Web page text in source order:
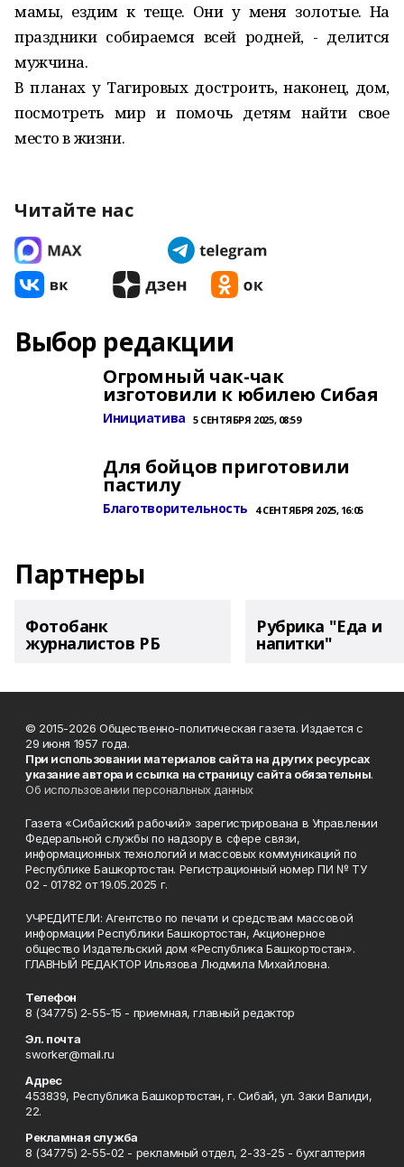
мамы, ездим к теще. Они у меня золотые. На
праздники собираемся всей родней, - делится
мужчина.
В планах у Тагировых достроить, наконец, дом,
посмотреть мир и помочь детям найти свое
место в жизни.
Читайте нас
Выбор редакции
Огромный чак-чак
изготовили к юбилею Сибая
Инициатива 5 СЕНТЯБРЯ 2025, 08:59
Для бойцов приготовили
пастилу
Благотворительность 4 СЕНТЯБРЯ 2025, 16:05
Партнеры
Фотобанк
журналистов РБ
Рубрика "Еда и
напитки"
© 2015-2026 Общественно-политическая газета. Издается с
29 июня 1957 года.
При использовании материалов сайта на других ресурсах
указание автора и ссылка на страницу сайта обязательны.
Об использовании персональных данных
Газета «Сибайский рабочий» зарегистрирована в Управлении
Федеральной службы по надзору в сфере связи,
информационных технологий и массовых коммуникаций по
Республике Башкортостан. Регистрационный номер ПИ № ТУ
02 - 01782 от 19.05.2025 г.
УЧРЕДИТЕЛИ: Агентство по печати и средствам массовой
информации Республики Башкортостан, Акционерное
общество Издательский дом «Республика Башкортостан».
ГЛАВНЫЙ РЕДАКТОР Ильязова Людмила Михайловна.
Телефон
8 (34775) 2-55-15 - приемная, главный редактор
Эл. почта
sworker@mail.ru
Адрес
453839, Республика Башкортостан, г. Сибай, ул. Заки Валиди,
22.
Рекламная служба
8 (34775) 2-55-02 - рекламный отдел, 2-33-25 - бухгалтерия